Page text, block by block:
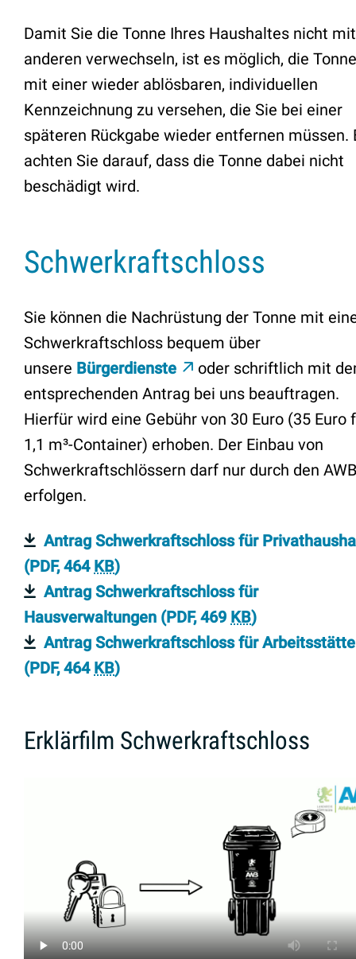
Damit Sie die Tonne Ihres Haushaltes nicht mit
anderen verwechseln, ist es möglich, die
mit einer wieder ablösbaren, individuellen
Kennzeichnung zu versehen, die Sie bei einer
späteren Rückgabe wieder entfernen müssen.
achten Sie darauf, dass die Tonne dabei nicht
beschädigt wird.
Schwerkraftschloss
Sie können die Nachrüstung der Tonne mit
Schwerkraftschloss bequem über
unsere Bürgerdienste
oder schriftlich mit
entsprechenden Antrag bei uns beauftragen.
Hierfür wird eine Gebühr von 30 Euro (35 Euro
1,1 m³-Container) erhoben. Der Einbau von
Schwerkraftschlössern darf nur durch den AWB
erfolgen.
Antrag Schwerkraftschloss für
(PDF, 464 KB)
Antrag Schwerkraftschloss für
Hausverwaltungen (PDF, 469 KB)
Antrag Schwerkraftschloss für
(PDF, 464 KB)
Erklärfilm Schwerkraftschloss